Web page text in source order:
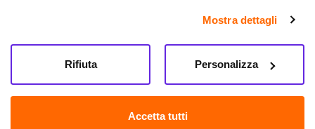
informazioni che hai fornito loro o che hanno raccolto dal
tuo utilizzo dei loro servizi.
Mostra dettagli
Accetta tutti
Personalizza
Rifiuta
Farma.it S.a.s. P. IVA 07417261216 REA: NA-884088
CREDITS
Sede legale Via delle Repubbliche Marinare 128, 80147 Napoli